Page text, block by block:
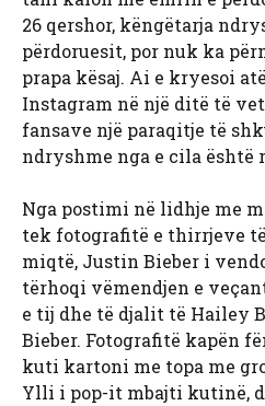
26 qershor, këngëtarja
përdoruesit, por nuk ka
prapa kësaj. Ai e kryesoi
Instagram në një ditë të
fansave një paraqitje të
ndryshme nga e cila është
Nga postimi në lidhje me
tek fotografitë e thirrjeve
miqtë, Justin Bieber i
tërhoqi vëmendjen e
e tij dhe të djalit të Hailey
Bieber. Fotografitë kapën
kuti kartoni me topa me
Ylli i pop-it mbajti kutinë,